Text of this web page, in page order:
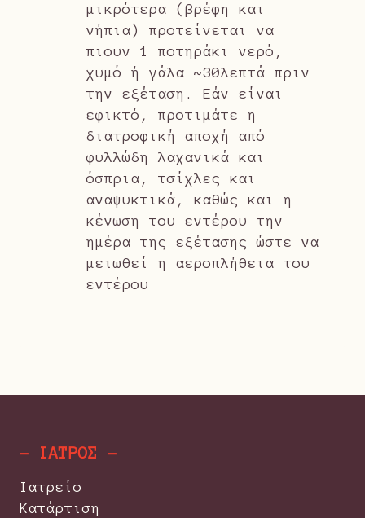
μικρότερα (βρέφη και
νήπια) προτείνεται να
πιουν 1 ποτηράκι νερό,
χυμό ή γάλα ~30λεπτά πριν
την εξέταση. Εάν είναι
εφικτό, προτιμάτε η
διατροφική αποχή από
φυλλώδη λαχανικά και
όσπρια, τσίχλες και
αναψυκτικά, καθώς και η
κένωση του εντέρου την
ημέρα της εξέτασης ώστε να
μειωθεί η αεροπλήθεια του
εντέρου
- ΙΑΤΡΟΣ -
Ιατρείο
Κατάρτιση